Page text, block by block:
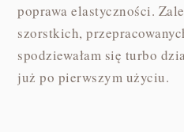
poprawa elastyczności.
szorstkich,
spodziewałam się turbo
już po pierwszym użyciu.